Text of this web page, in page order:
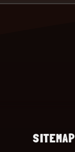
SITEMAP